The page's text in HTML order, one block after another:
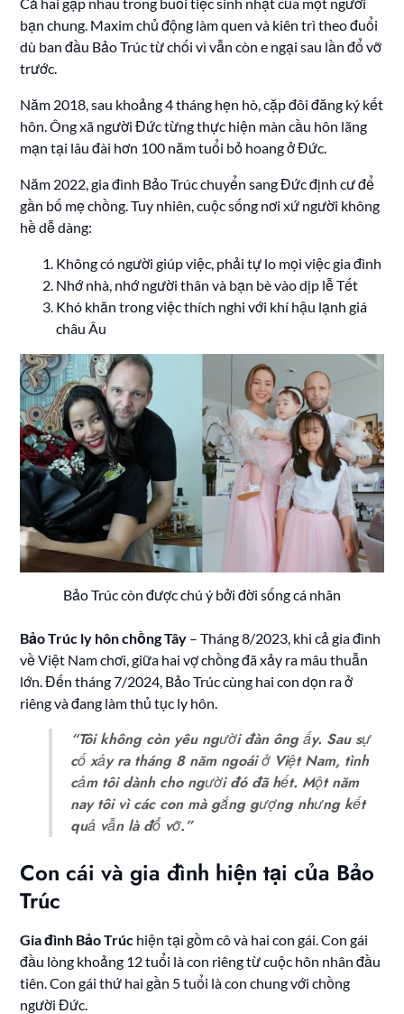
bạn chung. Maxim chủ động làm quen và kiên trì theo đuổi
dù ban đầu Bảo Trúc từ chối vì vẫn còn e ngại sau lần đổ vỡ
trước.
Năm 2018, sau khoảng 4 tháng hẹn hò, cặp đôi đăng ký kết
hôn. Ông xã người Đức từng thực hiện màn cầu hôn lãng
mạn tại lâu đài hơn 100 năm tuổi bỏ hoang ở Đức.
Năm 2022, gia đình Bảo Trúc chuyển sang Đức định cư để
gần bố mẹ chồng. Tuy nhiên, cuộc sống nơi xứ người không
hề dễ dàng:
Không có người giúp việc, phải tự lo mọi việc gia đình
Nhớ nhà, nhớ người thân và bạn bè vào dịp lễ Tết
Khó khăn trong việc thích nghi với khí hậu lạnh giá
châu Âu
Bảo Trúc còn được chú ý bởi đời sống cá nhân
Bảo Trúc ly hôn chồng Tây – Tháng 8/2023, khi cả gia đình
về Việt Nam chơi, giữa hai vợ chồng đã xảy ra mâu thuẫn
lớn. Đến tháng 7/2024, Bảo Trúc cùng hai con dọn ra ở
riêng và đang làm thủ tục ly hôn.
“Tôi không còn yêu người đàn ông ấy. Sau sự
cố xảy ra tháng 8 năm ngoái ở Việt Nam, tình
cảm tôi dành cho người đó đã hết. Một năm
nay tôi vì các con mà gắng gượng nhưng kết
quả vẫn là đổ vỡ.”
Con cái và gia đình hiện tại của Bảo
Trúc
Gia đình Bảo Trúc hiện tại gồm cô và hai con gái. Con gái
đầu lòng khoảng 12 tuổi là con riêng từ cuộc hôn nhân đầu
tiên. Con gái thứ hai gần 5 tuổi là con chung với chồng
người Đức.